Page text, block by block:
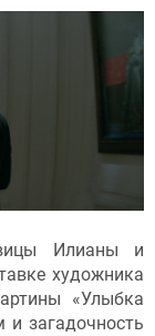
Илианы и
художника
«Улыбка
и загадочность